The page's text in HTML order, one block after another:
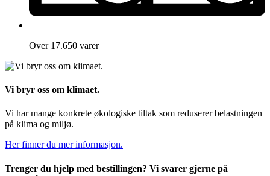
Over 17.650 varer
Vi bryr oss om klimaet.
Vi har mange konkrete økologiske tiltak som reduserer belastningen
på klima og miljø.
Her finner du mer informasjon.
Trenger du hjelp med bestillingen? Vi svarer gjerne på